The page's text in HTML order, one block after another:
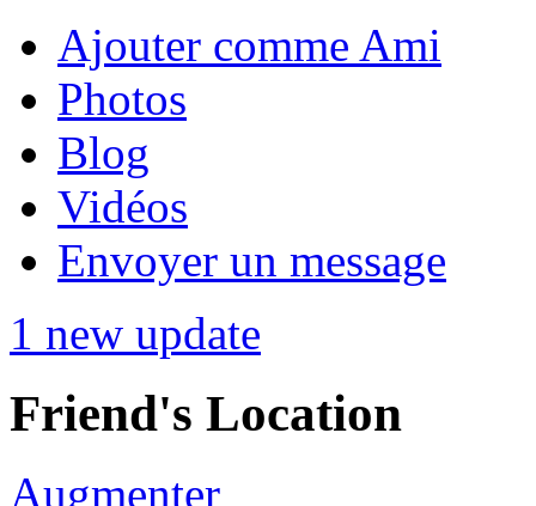
Ajouter comme Ami
Photos
Blog
Vidéos
Envoyer un message
1 new update
Friend's Location
Augmenter